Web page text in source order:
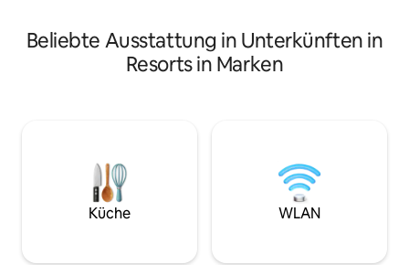
restauriert und bewahrt Originalformen
und Materialien mit Möbeln, die
sorgfältig entworfen wurden, um den
Kostenloses WLAN Frühstück
restauriert und
und Materialien
Kostenloses
inbegriffen
Beliebte Ausstattung in Unterkünften in
Resorts in Marken
Küche WLAN